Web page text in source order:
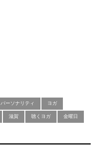
パーソナリティ
ヨガ
滋賀 聴くヨガ 金曜日